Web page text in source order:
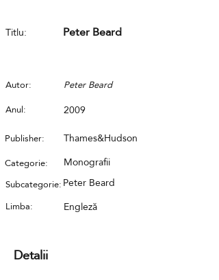
Titlu: Peter Beard
Autor:
Peter Beard
Anul:
2009
Publisher: Thames&Hudson
Categorie: Monografii
Subcategorie: Peter Beard
Limba: Engleză
Detalii